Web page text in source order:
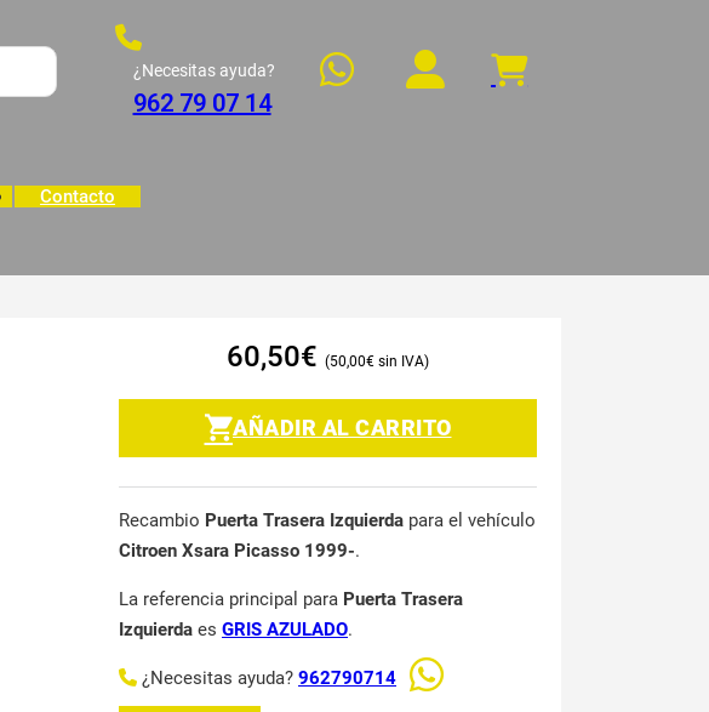
¿Necesitas ayuda?
962 79 07 14
Contacto
60,50€ 50,00€
AÑADIR AL CARRITO
Recambio Puerta Trasera Izquierda para el vehículo
Citroen Xsara Picasso 1999-.
La referencia principal para Puerta Trasera
Izquierda es GRIS AZULADO.
¿Necesitas ayuda? 962790714